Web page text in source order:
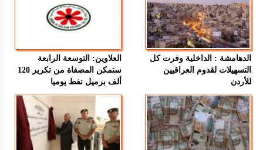
الدهامشة : الداخلية وفرت كل
التسهيلات لقدوم العراقيين
للأردن
العلاوين: التوسعة الرابعة
ستمكن المصفاة من تكرير 120
ألف برميل نفط يوميا